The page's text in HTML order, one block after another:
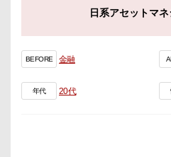
日系アセットマ
BEFORE 金融
年代 20代